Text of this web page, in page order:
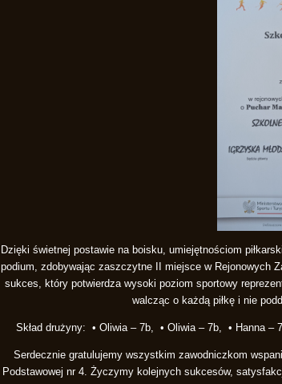
Dzięki świetnej postawie na boisku, umiejętnościom
podium, zdobywając zaszczytne II miejsce w Rejonowych
sukces, który potwierdza wysoki poziom sportowy
walcząc o każdą piłkę i nie
Skład drużyny: • Oliwia – 7b, • Oliwia – 7b, • Hanna
Serdecznie gratulujemy wszystkim zawodniczkom
Podstawowej nr 4. Życzymy kolejnych sukcesów,